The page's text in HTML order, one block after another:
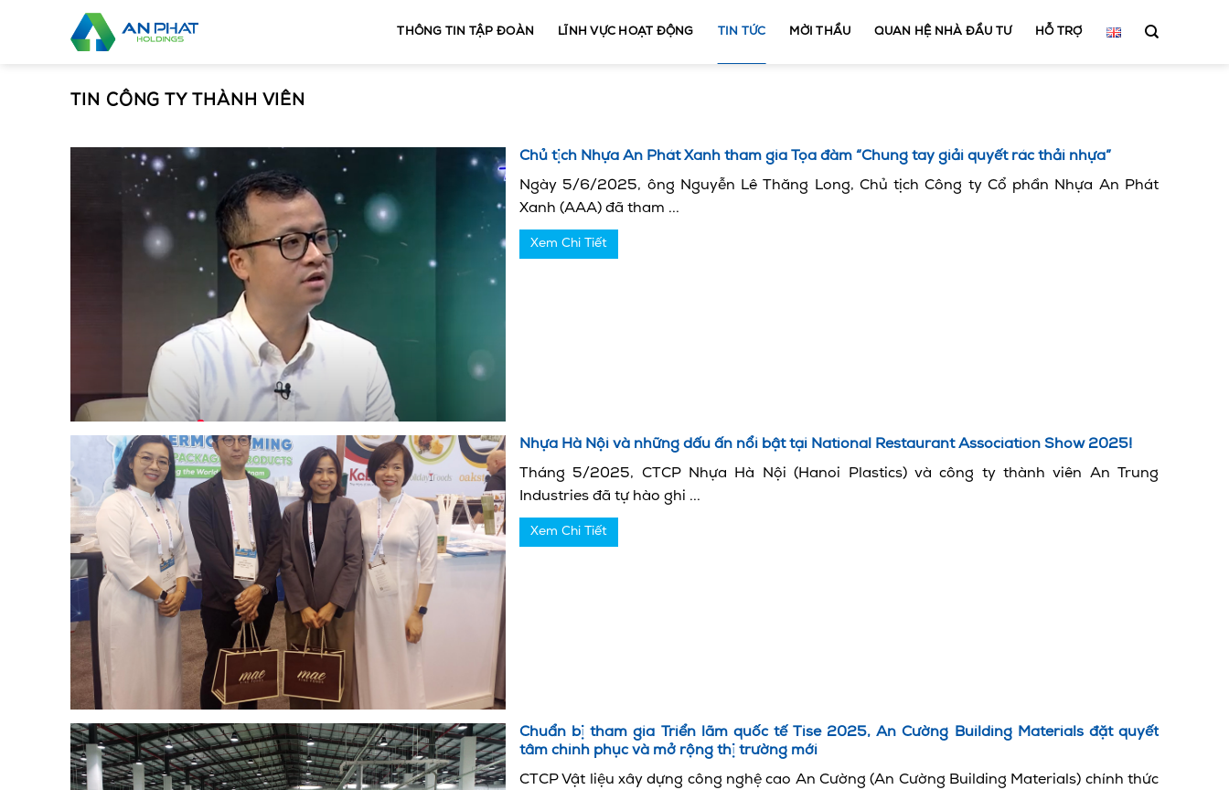
THÔNG TIN TẬP ĐOÀN LĨNH VỰC HOẠT ĐỘNG TIN TỨC MỜI THẦU QUAN HỆ NHÀ ĐẦU TƯ HỖ TRỢ
TIN CÔNG TY THÀNH VIÊN
Chủ tịch Nhựa An Phát Xanh tham gia Tọa đàm “Chung tay giải quyết rác thải nhựa”
Ngày 5/6/2025, ông Nguyễn Lê Thăng Long, Chủ tịch Công ty Cổ phần Nhựa An Phát
Xanh (AAA) đã tham ...
Xem Chi Tiết
Nhựa Hà Nội và những dấu ấn nổi bật tại National Restaurant Association Show 2025!
Tháng 5/2025, CTCP Nhựa Hà Nội (Hanoi Plastics) và công ty thành viên An Trung
Industries đã tự hào ghi ...
Xem Chi Tiết
Chuẩn bị tham gia Triển lãm quốc tế Tise 2025, An Cường Building Materials đặt quyết
tâm chinh phục và mở rộng thị trường mới
CTCP Vật liệu xây dựng công nghệ cao An Cường (An Cường Building Materials) chính thức